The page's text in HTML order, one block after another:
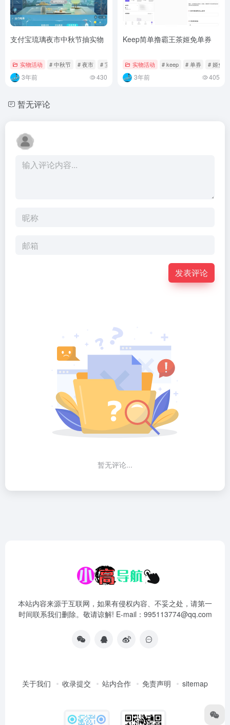
支付宝琉璃夜市中秋节抽实物
实物活动 # 中秋节 # 夜市 # 宝琉璃
3年前 430
Keep简单撸霸王茶姬免单券
实物活动 # keep # 单券 # 姬免
3年前 405
暂无评论
发表评论
暂无评论...
本站内容来源于互联网，如果有侵权内容、不妥之处，请第一
时间联系我们删除。敬请谅解! E-mail：995113774@qq.com
关于我们 收录提交 站内合作 免责声明 sitemap